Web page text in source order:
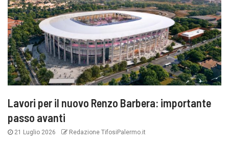
Lavori per il nuovo Renzo Barbera: importante
passo avanti
21 Luglio 2026 Redazione TifosiPalermo.it